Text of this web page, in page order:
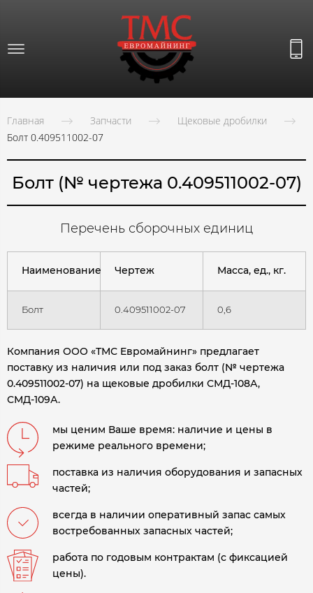
Главная Запчасти
Щековые дробилки
Болт 0.409511002-07
Болт (№ чертежа 0.409511002-07)
Перечень сборочных единиц
Наименование Чертеж Масса, ед., кг.
Болт 0.409511002-07 0,6
Компания ООО «ТМС Евромайнинг» предлагает
поставку из наличия или под заказ болт (№ чертежа
0.409511002-07) на щековые дробилки СМД-108А,
СМД-109А.
мы ценим Ваше время: наличие и цены в
режиме реального времени;
поставка из наличия оборудования и запасных
частей;
всегда в наличии оперативный запас самых
востребованных запасных частей;
работа по годовым контрактам (с фиксацией
цены).